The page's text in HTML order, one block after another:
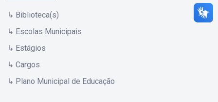
↳ Biblioteca(s)
↳ Escolas Municipais
↳ Estágios
↳ Cargos
↳ Plano Municipal de Educação